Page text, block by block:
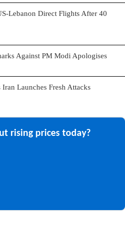
Lebanon Direct Flights After 40
Against PM Modi Apologises
Launches Fresh Attacks
rising prices today?